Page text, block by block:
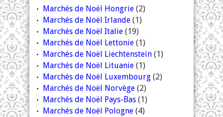
Marchés de Noël Hongrie (2)
Marchés de Noël Irlande (1)
Marchés de Noël Italie (19)
Marchés de Noël Lettonie (1)
Marchés de Noël Liechtenstein (1)
Marchés de Noël Lituanie (1)
Marchés de Noël Luxembourg (2)
Marchés de Noël Norvège (2)
Marchés de Noël Pays-Bas (1)
Marchés de Noël Pologne (4)